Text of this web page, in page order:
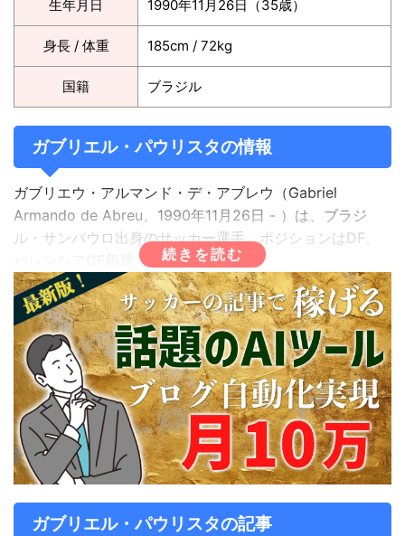
生年月日 1990年11月26日（35歳）
身長 / 体重 185cm / 72kg
国籍 ブラジル
ガブリエル・パウリスタの情報
ガブリエウ・アルマンド・デ・アブレウ（Gabriel
Armando de Abreu、1990年11月26日 - ）は、ブラジ
ル・サンパウロ出身のサッカー選手。ポジションはDF。
バレンシアCF所属。
ガブリエウ・パウリスタの名前で知られている。
経歴
2015年冬の移籍市場でスペイン、リーガ・エスパニョー
ラのビジャレアルCFからイングランド、プレミアリーグ
のアーセナルFCへ加入。
同年2月16日のFAカップ4回戦、エミレーツ・スタジアム
で行われたミドルズブラFCとの試合でアーセナルでの初
ガブリエル・パウリスタの記事